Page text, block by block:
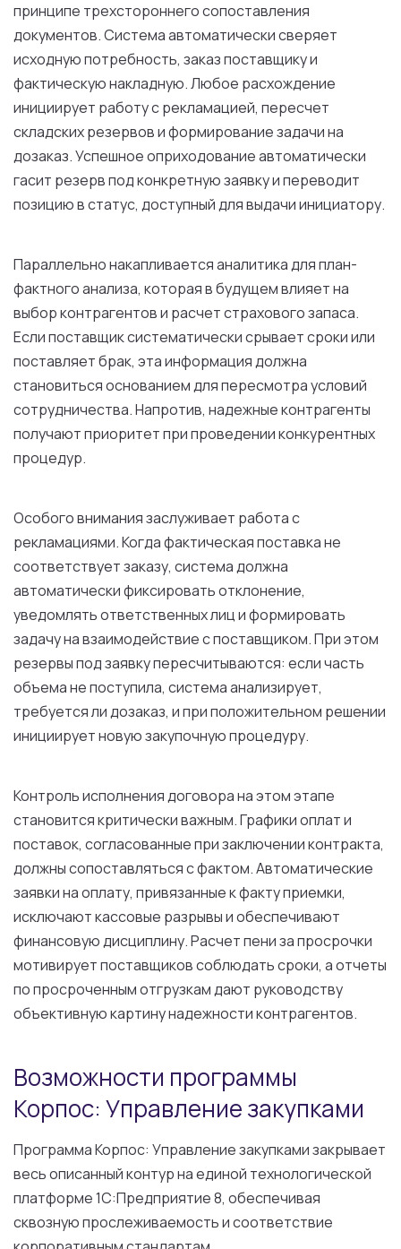
принципе трехстороннего сопоставления
документов. Система автоматически сверяет
исходную потребность, заказ поставщику и
фактическую накладную. Любое расхождение
инициирует работу с рекламацией, пересчет
складских резервов и формирование задачи на
дозаказ. Успешное оприходование автоматически
гасит резерв под конкретную заявку и переводит
позицию в статус, доступный для выдачи инициатору.
Параллельно накапливается аналитика для план-
фактного анализа, которая в будущем влияет на
выбор контрагентов и расчет страхового запаса.
Если поставщик систематически срывает сроки или
поставляет брак, эта информация должна
становиться основанием для пересмотра условий
сотрудничества. Напротив, надежные контрагенты
получают приоритет при проведении конкурентных
процедур.
Особого внимания заслуживает работа с
рекламациями. Когда фактическая поставка не
соответствует заказу, система должна
автоматически фиксировать отклонение,
уведомлять ответственных лиц и формировать
задачу на взаимодействие с поставщиком. При этом
резервы под заявку пересчитываются: если часть
объема не поступила, система анализирует,
требуется ли дозаказ, и при положительном решении
инициирует новую закупочную процедуру.
Контроль исполнения договора на этом этапе
становится критически важным. Графики оплат и
поставок, согласованные при заключении контракта,
должны сопоставляться с фактом. Автоматические
заявки на оплату, привязанные к факту приемки,
исключают кассовые разрывы и обеспечивают
финансовую дисциплину. Расчет пени за просрочки
мотивирует поставщиков соблюдать сроки, а отчеты
по просроченным отгрузкам дают руководству
объективную картину надежности контрагентов.
Возможности программы
Корпос: Управление закупками
Программа Корпос: Управление закупками закрывает
весь описанный контур на единой технологической
платформе 1С:Предприятие 8, обеспечивая
сквозную прослеживаемость и соответствие